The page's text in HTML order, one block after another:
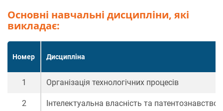
Основні навчальні дисципліни, які
викладає:
Номер Дисципліна
1 Організація технологічних процесів
2 Інтелектуальна власність та патентознавство